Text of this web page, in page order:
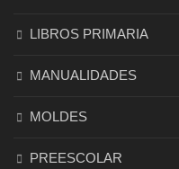
LIBROS PRIMARIA
MANUALIDADES
MOLDES
PREESCOLAR